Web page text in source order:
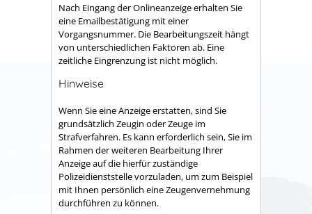
Nach Eingang der Onlineanzeige erhalten Sie
eine Emailbestätigung mit einer
Vorgangsnummer. Die Bearbeitungszeit hängt
von unterschiedlichen Faktoren ab. Eine
zeitliche Eingrenzung ist nicht möglich.
Hinweise
Wenn Sie eine Anzeige erstatten, sind Sie
grundsätzlich Zeugin oder Zeuge im
Strafverfahren. Es kann erforderlich sein, Sie im
Rahmen der weiteren Bearbeitung Ihrer
Anzeige auf die hierfür zuständige
Polizeidienststelle vorzuladen, um zum Beispiel
mit Ihnen persönlich eine Zeugenvernehmung
durchführen zu können.